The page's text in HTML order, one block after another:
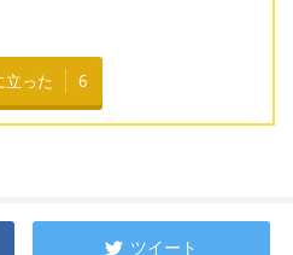
立った 6
ツイート